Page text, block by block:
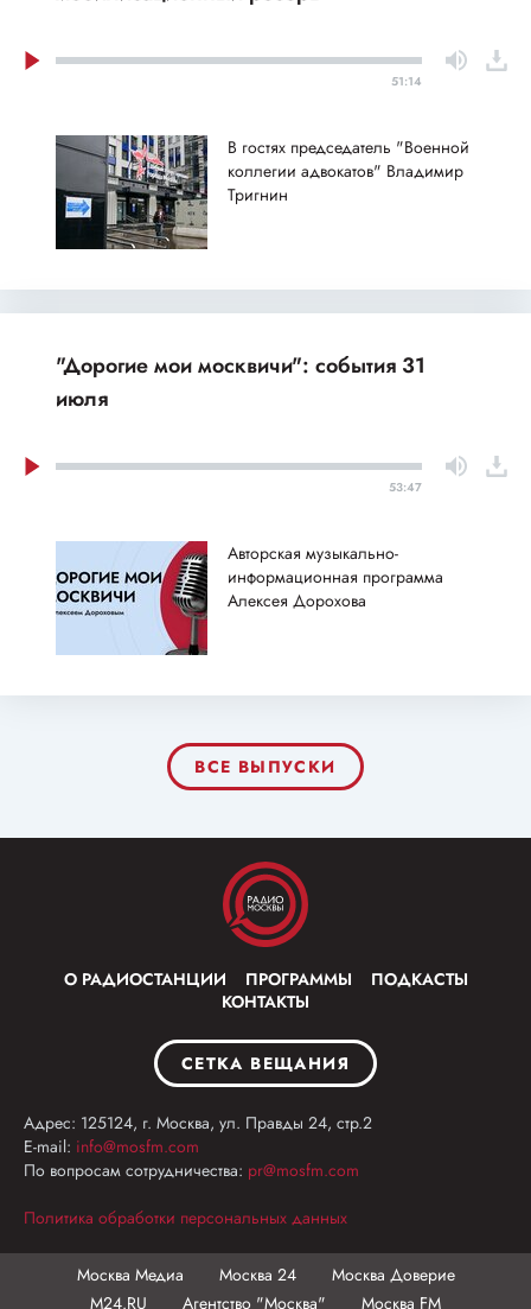
51:14
В гостях председатель "Военной
коллегии адвокатов" Владимир
Тригнин
"Дорогие мои москвичи": события 31
июля
53:47
Авторская музыкально-
информационная программа
Алексея Дорохова
ВСЕ ВЫПУСКИ
О РАДИОСТАНЦИИ ПРОГРАММЫ
ПОДКАСТЫ
КОНТАКТЫ
СЕТКА ВЕЩАНИЯ
Адрес: 125124, г. Москва, ул. Правды 24, стр.2
E-mail: info@mosfm.com
По вопросам сотрудничества: pr@mosfm.com
Политика обработки персональных данных
Москва Медиа Москва 24
Москва Доверие
М24.RU
Агентство "Москва" Москва FM